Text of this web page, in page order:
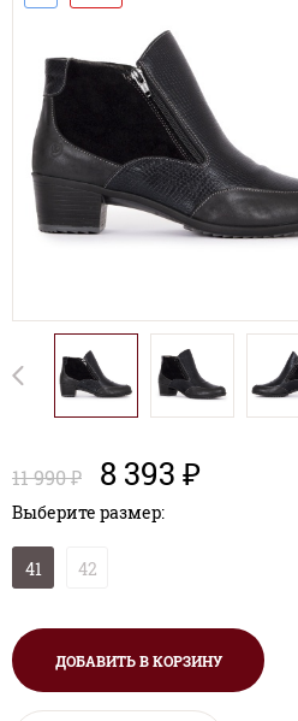
11 990 ₽ 8 393 ₽
Выберите размер:
41 42
ДОБАВИТЬ В КОРЗИНУ